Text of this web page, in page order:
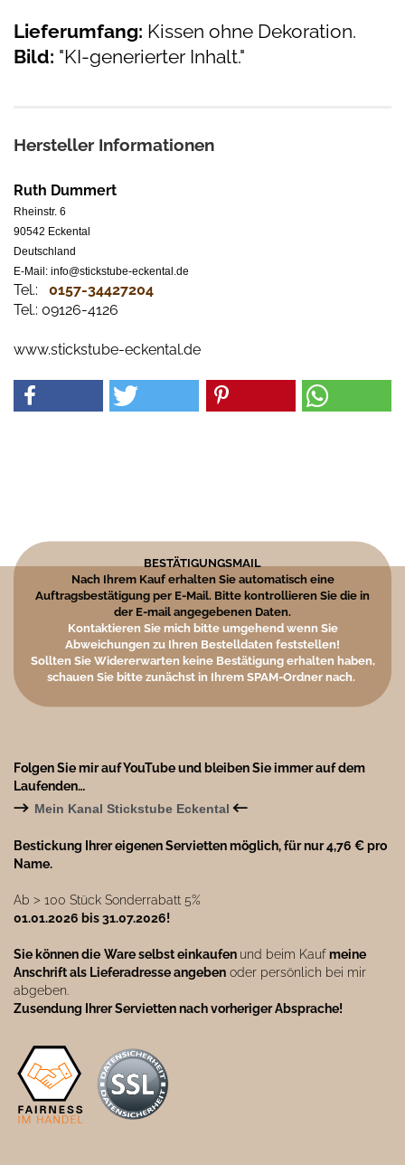
Lieferumfang: Kissen ohne Dekoration.
Bild: "KI-generierter Inhalt."
Hersteller Informationen
Ruth Dummert
Rheinstr. 6
90542 Eckental
Deutschland
E-Mail: info@stickstube-eckental.de
Tel.: 0157-34427204​
Tel.: 09126-4126
www.stickstube-eckental.de
BESTÄTIGUNGSMAIL
Nach Ihrem Kauf erhalten Sie automatisch eine
Auftragsbestätigung per E-Mail. Bitte kontrollieren Sie die in
der E-mail angegebenen Daten.
Kontaktieren Sie mich bitte umgehend wenn Sie
Abweichungen zu Ihren Bestelldaten feststellen!
Sollten Sie Widererwarten keine Bestätigung erhalten haben,
schauen Sie bitte zunächst in Ihrem SPAM-Ordner nach.
Folgen Sie mir auf YouTube und bleiben Sie immer auf dem
Laufenden…
→ Mein Kanal Stickstube Eckental ←
Bestickung Ihrer eigenen Servietten möglich, für nur 4,76 € pro
Name.
Ab ˃ 100 Stück Sonderrabatt 5%
01.01.2026 bis 31.07.2026!
Sie können die Ware selbst einkaufen und beim Kaufmeine
Anschrift als Lieferadresse angeben oder persönlich bei mir
abgeben.
Zusendung Ihrer Servietten nach vorheriger Absprache!